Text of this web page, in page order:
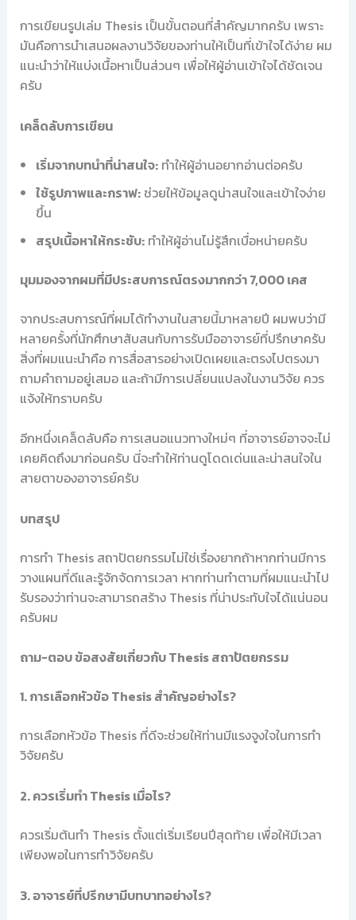
การเขียนรูปเล่ม Thesis เป็นขั้นตอนที่สำคัญมากครับ เพราะ
มันคือการนำเสนอผลงานวิจัยของท่านให้เป็นที่เข้าใจได้ง่าย ผม
แนะนำว่าให้แบ่งเนื้อหาเป็นส่วนๆ เพื่อให้ผู้อ่านเข้าใจได้ชัดเจน
ครับ
เคล็ดลับการเขียน
เริ่มจากบทนำที่น่าสนใจ:ทำให้ผู้อ่านอยากอ่านต่อครับ
ใช้รูปภาพและกราฟ:ช่วยให้ข้อมูลดูน่าสนใจและเข้าใจง่าย
ขึ้น
สรุปเนื้อหาให้กระชับ:ทำให้ผู้อ่านไม่รู้สึกเบื่อหน่ายครับ
มุมมองจากผมที่มีประสบการณ์ตรงมากกว่า 7,000 เคส
จากประสบการณ์ที่ผมได้ทำงานในสายนี้มาหลายปี ผมพบว่ามี
หลายครั้งที่นักศึกษาสับสนกับการรับมืออาจารย์ที่ปรึกษาครับ
สิ่งที่ผมแนะนำคือ การสื่อสารอย่างเปิดเผยและตรงไปตรงมา
ถามคำถามอยู่เสมอ และถ้ามีการเปลี่ยนแปลงในงานวิจัย ควร
แจ้งให้ทราบครับ
อีกหนึ่งเคล็ดลับคือ การเสนอแนวทางใหม่ๆ ที่อาจารย์อาจจะไม่
เคยคิดถึงมาก่อนครับ นี่จะทำให้ท่านดูโดดเด่นและน่าสนใจใน
สายตาของอาจารย์ครับ
บทสรุป
การทำ Thesis สถาปัตยกรรมไม่ใช่เรื่องยากถ้าหากท่านมีการ
วางแผนที่ดีและรู้จักจัดการเวลา หากท่านทำตามที่ผมแนะนำไป
รับรองว่าท่านจะสามารถสร้าง Thesis ที่น่าประทับใจได้แน่นอน
ครับผม
ถาม-ตอบ ข้อสงสัยเกี่ยวกับ Thesis สถาปัตยกรรม
1. การเลือกหัวข้อ Thesis สำคัญอย่างไร?
การเลือกหัวข้อ Thesis ที่ดีจะช่วยให้ท่านมีแรงจูงใจในการทำ
วิจัยครับ
2. ควรเริ่มทำ Thesis เมื่อไร?
ควรเริ่มต้นทำ Thesis ตั้งแต่เริ่มเรียนปีสุดท้าย เพื่อให้มีเวลา
เพียงพอในการทำวิจัยครับ
3. อาจารย์ที่ปรึกษามีบทบาทอย่างไร?